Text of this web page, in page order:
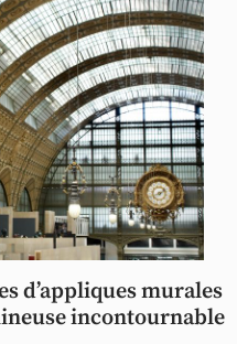
d’appliques murales
incontournable